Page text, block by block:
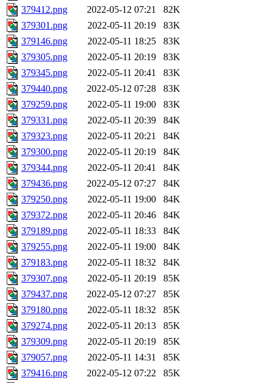
379412.png
2022-05-12 07:21
82K
379301.png
2022-05-11 20:19
83K
379146.png
2022-05-11 18:25
83K
379305.png
2022-05-11 20:19
83K
379345.png
2022-05-11 20:41
83K
379440.png
2022-05-12 07:28
83K
379259.png
2022-05-11 19:00
83K
379331.png
2022-05-11 20:39
84K
379323.png
2022-05-11 20:21
84K
379300.png
2022-05-11 20:19
84K
379344.png
2022-05-11 20:41
84K
379436.png
2022-05-12 07:27
84K
379250.png
2022-05-11 19:00
84K
379372.png
2022-05-11 20:46
84K
379189.png
2022-05-11 18:33
84K
379255.png
2022-05-11 19:00
84K
379183.png
2022-05-11 18:32
84K
379307.png
2022-05-11 20:19
85K
379437.png
2022-05-12 07:27
85K
379180.png
2022-05-11 18:32
85K
379274.png
2022-05-11 20:13
85K
379309.png
2022-05-11 20:19
85K
379057.png
2022-05-11 14:31
85K
379416.png
2022-05-12 07:22 85K